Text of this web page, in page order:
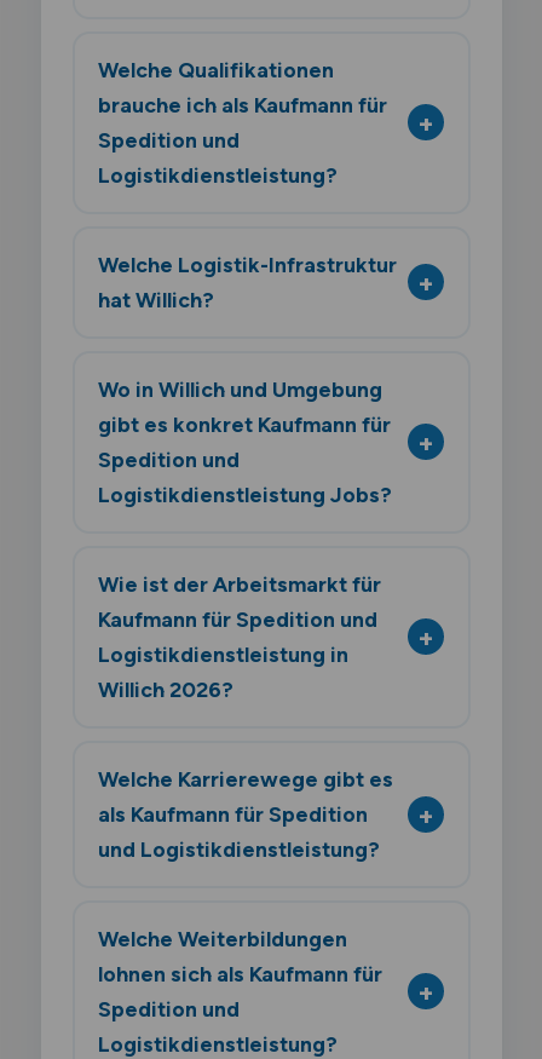
Welche Qualifikationen
brauche ich als Kaufmann für
Spedition und
Logistikdienstleistung?
Welche Logistik-Infrastruktur
hat Willich?
Wo in Willich und Umgebung
gibt es konkret Kaufmann für
Spedition und
Logistikdienstleistung Jobs?
Wie ist der Arbeitsmarkt für
Kaufmann für Spedition und
Logistikdienstleistung in
Willich 2026?
Welche Karrierewege gibt es
als Kaufmann für Spedition
und Logistikdienstleistung?
Welche Weiterbildungen
lohnen sich als Kaufmann für
Spedition und
Logistikdienstleistung?